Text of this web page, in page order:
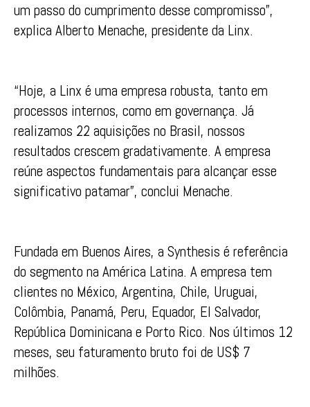
um passo do cumprimento desse compromisso”,
explica Alberto Menache, presidente da Linx.
“Hoje, a Linx é uma empresa robusta, tanto em
processos internos, como em governança. Já
realizamos 22 aquisições no Brasil, nossos
resultados crescem gradativamente. A empresa
reúne aspectos fundamentais para alcançar esse
significativo patamar”, conclui Menache.
Fundada em Buenos Aires, a Synthesis é referência
do segmento na América Latina. A empresa tem
clientes no México, Argentina, Chile, Uruguai,
Colômbia, Panamá, Peru, Equador, El Salvador,
República Dominicana e Porto Rico. Nos últimos 12
meses, seu faturamento bruto foi de US$ 7
milhões.